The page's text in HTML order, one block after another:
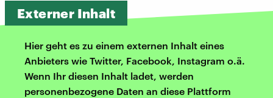
Externer Inhalt
Hier geht es zu einem externen Inhalt eines
Anbieters wie Twitter, Facebook, Instagram o.ä.
Wenn Ihr diesen Inhalt ladet, werden
personenbezogene Daten an diese Plattform